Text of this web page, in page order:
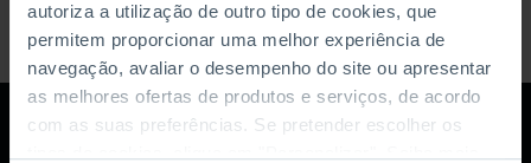
autoriza a utilização de outro tipo de cookies, que
permitem proporcionar uma melhor experiência de
navegação, avaliar o desempenho do site ou apresentar
as melhores ofertas de produtos e serviços, de acordo
com as suas preferências. Se pretender escolher os